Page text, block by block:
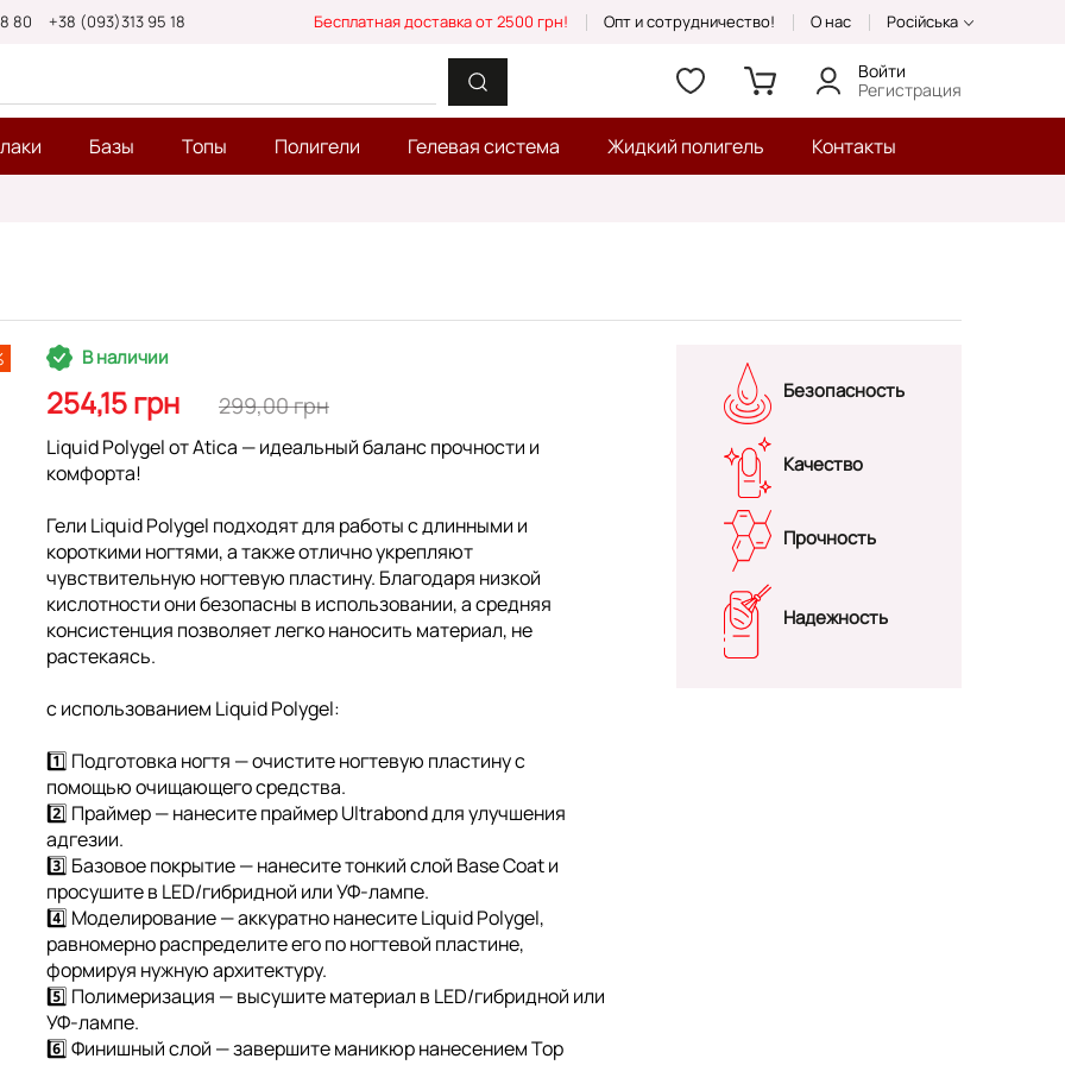
80 +38 (093)313 95 18 Бесплатная доставка от 2500 грн! Опт и сотрудничество! О нас Російська
Войти
Регистрация
Базы Топы Полигели Гелевая система Жидкий полигель Контакты
В наличии
254,15 грн 299,00 грн
Liquid Polygel от Atica — идеальный баланс прочности и
комфорта!
Гели Liquid Polygel подходят для работы с длинными и
короткими ногтями, а также отлично укрепляют
чувствительную ногтевую пластину. Благодаря низкой
кислотности они безопасны в использовании, а средняя
консистенция позволяет легко наносить материал, не
растекаясь.
с использованием Liquid Polygel:
1️⃣ Подготовка ногтя — очистите ногтевую пластину с
помощью очищающего средства.
2️⃣ Праймер — нанесите праймер Ultrabond для улучшения
адгезии.
3️⃣ Базовое покрытие — нанесите тонкий слой Base Coat и
просушите в LED/гибридной или УФ-лампе.
4️⃣ Моделирование — аккуратно нанесите Liquid Polygel,
равномерно распределите его по ногтевой пластине,
формируя нужную архитектуру.
5️⃣ Полимеризация — высушите материал в LED/гибридной или
УФ-лампе.
6️⃣ Финишный слой — завершите маникюр нанесением Top
Безопасность
Качество
Прочность
Надежность